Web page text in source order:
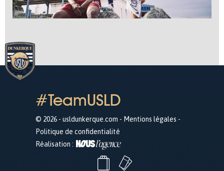
#TeamUSLD
© 2026 - usldunkerque.com - Mentions légales -
Politique de confidentialité
Réalisation :